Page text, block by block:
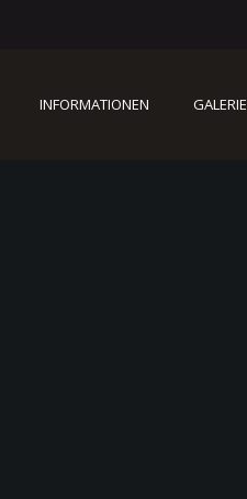
INFORMATIONEN GALERIE